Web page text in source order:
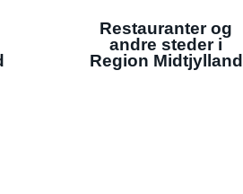
Restauranter og
andre steder i
Region Midtjylland